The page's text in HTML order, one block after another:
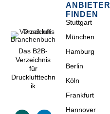
Das B2B-
Verzeichnis
für
Drucklufttechn
ik
ANBIETER
FINDEN
Stuttgart
München
Hamburg
Berlin
Köln
Frankfurt
Hannover